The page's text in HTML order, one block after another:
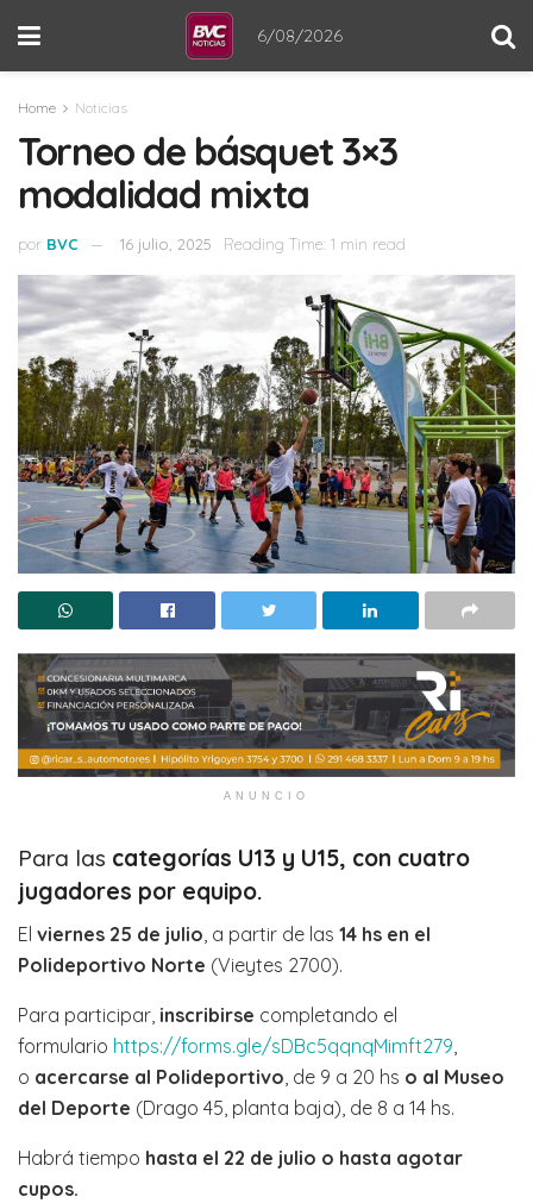
6/08/2026
Home Noticias
Torneo de básquet 3×3
modalidad mixta
por BVC 16 julio, 2025 Reading Time: 1 min read
ANUNCIO
Para las categorías U13 y U15, con cuatro
jugadores por equipo.
El viernes 25 de julio, a partir de las 14 hs en el
Polideportivo Norte (Vieytes 2700).
Para participar, inscribirse completando el
formulario https://forms.gle/sDBc5qqnqMimft279,
o acercarse al Polideportivo, de 9 a 20 hs o al Museo
del Deporte (Drago 45, planta baja), de 8 a 14 hs.
Habrá tiempo hasta el 22 de julio o hasta agotar
cupos.